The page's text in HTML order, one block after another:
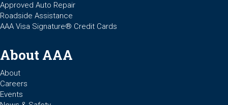
Approved Auto Repair
Roadside Assistance
AAA Visa Signature® Credit Cards
About AAA
About
Careers
Events